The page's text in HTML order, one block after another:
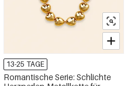
13-25 TAGE
Romantische Serie: Schlichte